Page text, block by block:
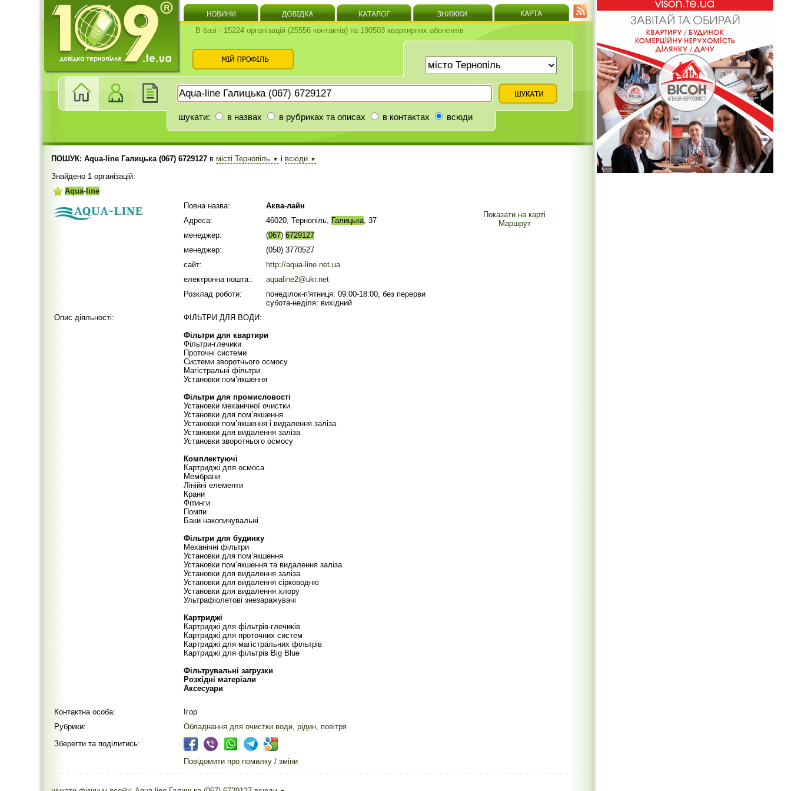
В базі - 15224 організацій (25556 контактів) та 190503 квартирних абонентів
шукати: в назвах в рубриках та описах в контактах всюди
ПОШУК: Aqua-line Галицька (067) 6729127 в місті Тернопіль ▼ і всюди ▼
Знайдено 1 організацій:
Aqua- line
Показати на карті
Маршрут
Повна назва:
Аква-лайн
Адреса:
46020, Тернопіль, Галицька, 37
менеджер:
(067) 6729127
менеджер:
(050) 3770527
сайт:
http://aqua-line.net.ua
електронна пошта::
aqualine2@ukr.net
Розклад роботи:
понеділок-п'ятниця: 09:00-18:00, без перерви
субота-неділя: вихідний
Опис діяльності:
ФІЛЬТРИ ДЛЯ ВОДИ:
Фільтри для квартири
Фільтри-глечики
Проточні системи
Системи зворотнього осмосу
Магістральні фільтри
Установки пом’якшення
Фільтри для промисловості
Установки механічної очистки
Установки для пом’якшення
Установки пом’якшення і видалення заліза
Установки для видалення заліза
Установки зворотнього осмосу
Комплектуючі
Картриджі для осмоса
Мембрани
Лінійні елементи
Крани
Фітинги
Помпи
Баки накопичувальні
Фільтри для будинку
Механічні фільтри
Установки для пом’якшення
Установки пом’якшення та видалення заліза
Установки для видалення заліза
Установки для видалення сірководню
Установки для видалення хлору
Ультрафіолетові знезаражувачі
Картриджі
Картриджі для фільтрів-глечиків
Картриджі для проточних систем
Картриджі для магістральних фільтрів
Картриджі для фільтрів Big Blue
Фільтрувальні загрузки
Розхідні матеріали
Аксесуари
Контактна особа:
Ігор
Рубрики:
Обладнання для очистки води, рідин, повітря
Зберегти та поділитись:
Повідомити про помилку / зміни